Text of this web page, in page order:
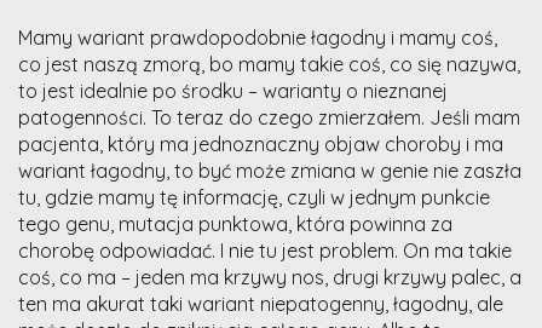
Mamy wariant prawdopodobnie łagodny i mamy coś,
co jest naszą zmorą, bo mamy takie coś, co się nazywa,
to jest idealnie po środku – warianty o nieznanej
patogenności. To teraz do czego zmierzałem. Jeśli mam
pacjenta, który ma jednoznaczny objaw choroby i ma
wariant łagodny, to być może zmiana w genie nie zaszła
tu, gdzie mamy tę informację, czyli w jednym punkcie
tego genu, mutacja punktowa, która powinna za
chorobę odpowiadać. I nie tu jest problem. On ma takie
coś, co ma – jeden ma krzywy nos, drugi krzywy palec, a
ten ma akurat taki wariant niepatogenny, łagodny, ale